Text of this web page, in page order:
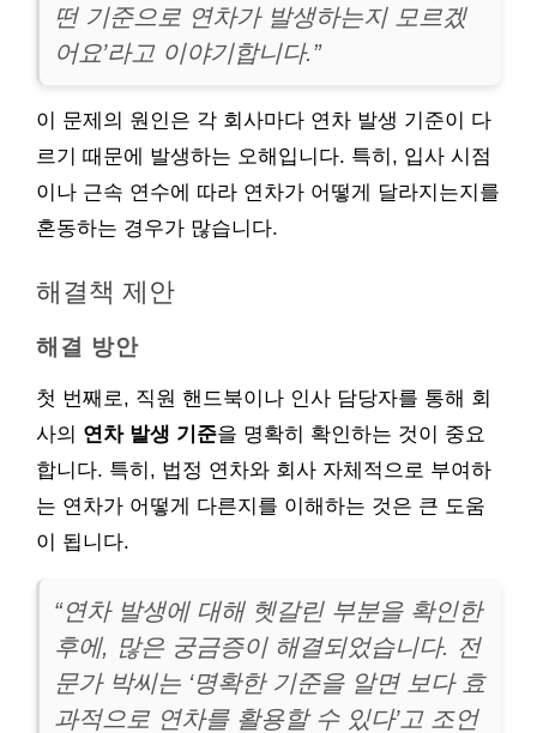
떤 기준으로 연차가 발생하는지 모르겠
어요’라고 이야기합니다.”
이 문제의 원인은 각 회사마다 연차 발생 기준이 다
르기 때문에 발생하는 오해입니다. 특히, 입사 시점
이나 근속 연수에 따라 연차가 어떻게 달라지는지를
혼동하는 경우가 많습니다.
해결책 제안
해결 방안
첫 번째로, 직원 핸드북이나 인사 담당자를 통해 회
사의 연차 발생 기준을 명확히 확인하는 것이 중요
합니다. 특히, 법정 연차와 회사 자체적으로 부여하
는 연차가 어떻게 다른지를 이해하는 것은 큰 도움
이 됩니다.
“연차 발생에 대해 헷갈린 부분을 확인한
후에, 많은 궁금증이 해결되었습니다. 전
문가 박씨는 ‘명확한 기준을 알면 보다 효
과적으로 연차를 활용할 수 있다’고 조언